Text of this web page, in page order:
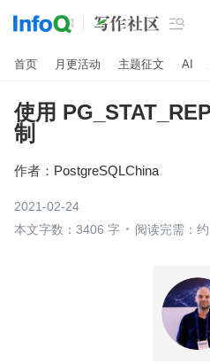

首页 月更活动 主题征文 AI
使用
制
作者： PostgreSQLChina
2021-02-24
本文字数：3406 字
阅读完需：